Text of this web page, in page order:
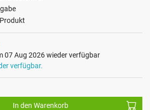
07 Aug 2026 wieder verfügbar
verfügbar.
In den Warenkorb